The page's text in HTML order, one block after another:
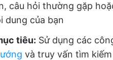
câu hỏi thường gặp
dung của bạn
tiêu: Sử dụng các
và truy vấn tìm